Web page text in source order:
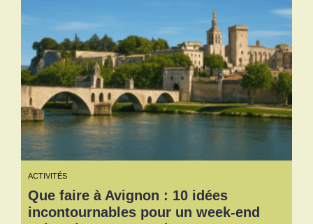
ACTIVITÉS
Que faire à Avignon : 10 idées
incontournables pour un week-end